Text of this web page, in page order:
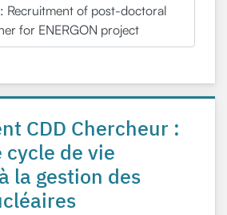
Recruitment of post-doctoral
for ENERGON project
CDD Chercheur :
cycle de vie
la gestion des